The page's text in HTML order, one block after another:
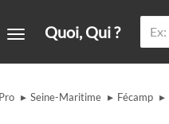
Quoi, Qui ?
▸ Seine-Maritime ▸ Fécamp ▸